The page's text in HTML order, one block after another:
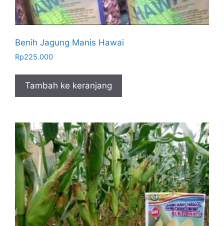
Benih Jagung Manis Hawai
Rp225.000
Tambah ke keranjang